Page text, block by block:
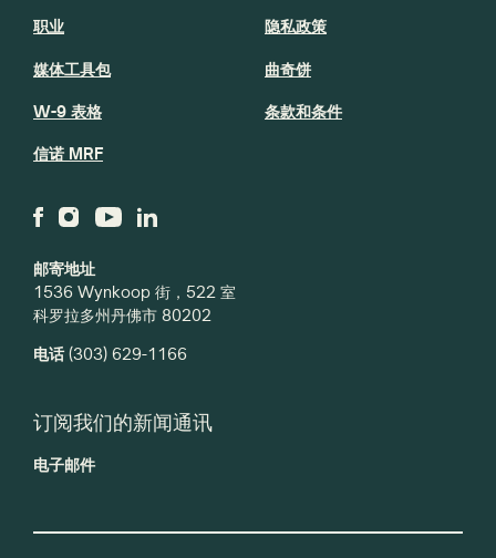
邮寄地址
1536 Wynkoop 街，522 室
科罗拉多州丹佛市 80202
电话(303) 629-1166
职业
媒体工具包
W-9 表格
信诺 MRF
隐私政策
曲奇饼
条款和条件
订阅我们的新闻通讯
电子邮件